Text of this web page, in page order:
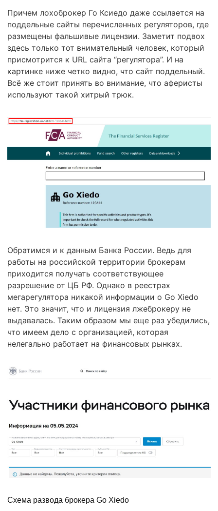
Причем лохоброкер Го Ксиедо даже ссылается на
поддельные сайты перечисленных регуляторов, где
размещены фальшивые лицензии. Заметит подвох
здесь только тот внимательный человек, который
присмотрится к URL сайта “регулятора”. И на
картинке ниже четко видно, что сайт поддельный.
Всё же стоит принять во внимание, что аферисты
используют такой хитрый трюк.
Обратимся и к данным Банка России. Ведь для
работы на российской территории брокерам
приходится получать соответствующее
разрешение от ЦБ РФ. Однако в реестрах
мегарегулятора никакой информации о Go Xiedo
нет. Это значит, что и лицензия лжеброкеру не
выдавалась. Таким образом мы еще раз убедились,
что имеем дело с организацией, которая
нелегально работает на финансовых рынках.
Схема развода брокера Go Xiedo